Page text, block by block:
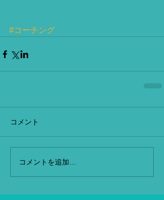
#コーチング
コメント
コメントを追加…